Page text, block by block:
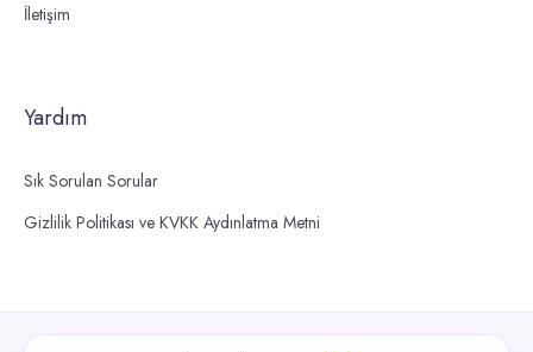
İletişim
Yardım
Sık Sorulan Sorular
Gizlilik Politikası ve KVKK Aydınlatma Metni